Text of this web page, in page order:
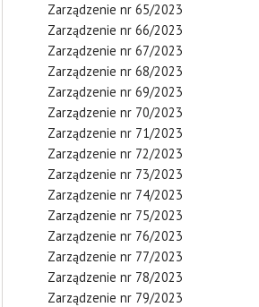
Zarządzenie nr 65/2023
Zarządzenie nr 66/2023
Zarządzenie nr 67/2023
Zarządzenie nr 68/2023
Zarządzenie nr 69/2023
Zarządzenie nr 70/2023
Zarządzenie nr 71/2023
Zarządzenie nr 72/2023
Zarządzenie nr 73/2023
Zarządzenie nr 74/2023
Zarządzenie nr 75/2023
Zarządzenie nr 76/2023
Zarządzenie nr 77/2023
Zarządzenie nr 78/2023
Zarządzenie nr 79/2023